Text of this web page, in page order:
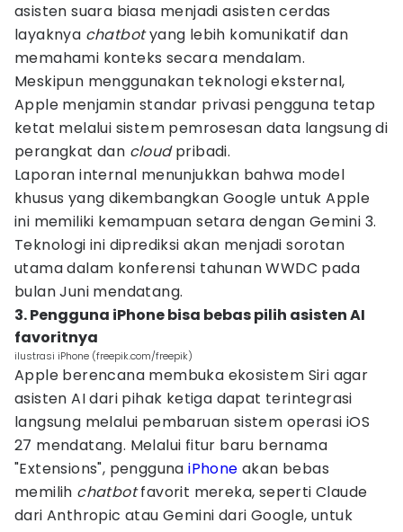
asisten suara biasa menjadi asisten cerdas
layaknya chatbotyang lebih komunikatif dan
memahami konteks secara mendalam.
Meskipun menggunakan teknologi eksternal,
Apple menjamin standar privasi pengguna tetap
ketat melalui sistem pemrosesan data langsung di
perangkat dan cloudpribadi.
Laporan internal menunjukkan bahwa model
khusus yang dikembangkan Google untuk Apple
ini memiliki kemampuan setara dengan Gemini 3.
Teknologi ini diprediksi akan menjadi sorotan
utama dalam konferensi tahunan WWDC pada
bulan Juni mendatang.
3. Pengguna iPhone bisa bebas pilih asisten AI
favoritnya
ilustrasi iPhone (freepik.com/freepik)
Apple berencana membuka ekosistem Siri agar
asisten AI dari pihak ketiga dapat terintegrasi
langsung melalui pembaruan sistem operasi iOS
27 mendatang. Melalui fitur baru bernama
"Extensions", penggunaiPhone akan bebas
memilih chatbotfavorit mereka, seperti Claude
dari Anthropic atau Gemini dari Google, untuk